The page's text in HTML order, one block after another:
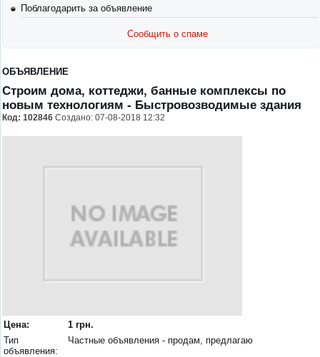
Поблагодарить за объявление
Сообщить о спаме
ОБЪЯВЛЕНИЕ
Строим дома, коттеджи, банные комплексы по
новым технологиям - Быстровозводимые здания
Код: 102846 Создано: 07-08-2018 12:32
Цена:
1 грн.
Тип
объявления:
Частные объявления - продам, предлагаю